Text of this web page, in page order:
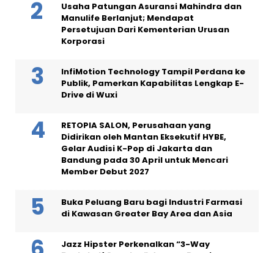
Usaha Patungan Asuransi Mahindra dan
Manulife Berlanjut; Mendapat
Persetujuan Dari Kementerian Urusan
Korporasi
InfiMotion Technology Tampil Perdana ke
Publik, Pamerkan Kapabilitas Lengkap E-
Drive di Wuxi
RETOPIA SALON, Perusahaan yang
Didirikan oleh Mantan Eksekutif HYBE,
Gelar Audisi K-Pop di Jakarta dan
Bandung pada 30 April untuk Mencari
Member Debut 2027
Buka Peluang Baru bagi Industri Farmasi
di Kawasan Greater Bay Area dan Asia
Jazz Hipster Perkenalkan “3-Way